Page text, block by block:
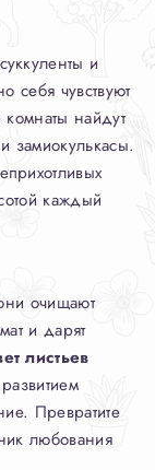
и
себя чувствуют
найдут
замиокулькасы.
каждый
очищают
и дарят
листьев
Превратите
любования